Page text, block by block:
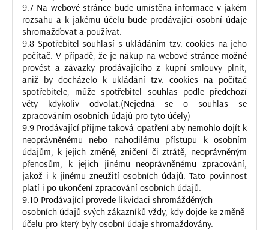
9.7 Na webové stránce bude umístěna informace v jakém
rozsahu a k jakému účelu bude prodávající osobní údaje
shromažďovat a používat.
9.8 Spotřebitel souhlasí s ukládáním tzv. cookies na jeho
počítač. V případě, že je nákup na webové stránce možné
provést a závazky prodávajícího z kupní smlouvy plnit,
aniž by docházelo k ukládání tzv. cookies na počítač
spotřebitele, může spotřebitel souhlas podle předchozí
věty kdykoliv odvolat.(Nejedná se o souhlas se
zpracováním osobních údajů pro tyto účely)
9.9 Prodávající přijme taková opatření aby nemohlo dojít k
neoprávněnému nebo nahodilému přístupu k osobním
údajům, k jejich změně, zničení či ztrátě, neoprávněným
přenosům, k jejich jinému neoprávněnému zpracování,
jakož i k jinému zneužití osobních údajů. Tato povinnost
platí i po ukončení zpracování osobních údajů.
9.10 Prodávající provede likvidaci shromážděných
osobních údajů svých zákazníků vždy, kdy dojde ke změně
účelu pro který byly osobní údaje shromažďovány.